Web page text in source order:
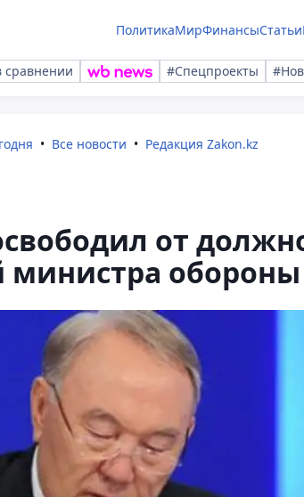
ПолитикаМирФинансыСтатьи
сравнении #Спецпроекты
Все новости Редакция Zakon.kz
от
министра обороны